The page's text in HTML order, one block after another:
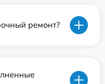
ремонт?